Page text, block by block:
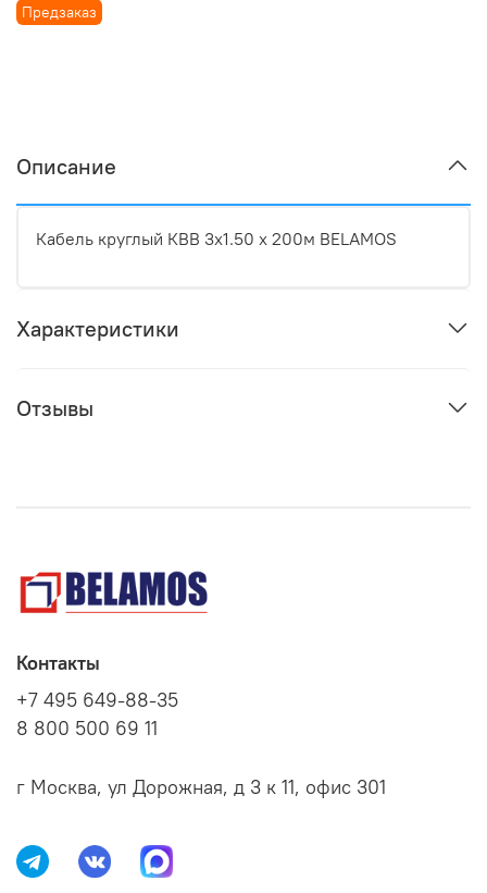
Предзаказ
Описание
Кабель круглый КВВ 3х1.50 x 200м BELAMOS
Характеристики
Отзывы
Контакты
+7 495 649-88-35
8 800 500 69 11
г Москва, ул Дорожная, д 3 к 11, офис 301